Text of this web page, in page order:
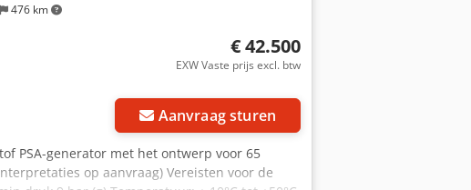
476 km
€ 42.500
EXW Vaste prijs excl. btw
Aanvraag sturen
PSA-generator met het ontwerp voor 65
op aanvraag) Vereisten voor de